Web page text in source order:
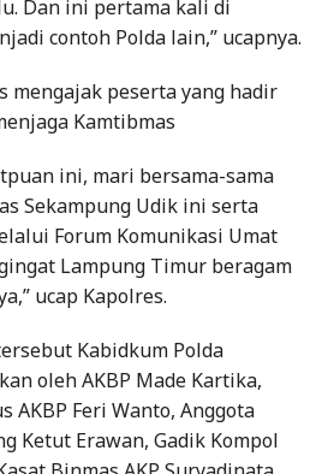
peserta yang hadir
Kamtibmas
ini, mari bersama-sama
Sekampung Udik ini serta
Forum Komunikasi Umat
Lampung Timur beragam
ucap Kapolres.
Kabidkum Polda
oleh AKBP Made Kartika,
AKBP Feri Wanto, Anggota
Ketut Erawan, Gadik Kompol
Binmas AKP Suryadinata,
Dwi Giyarti, Danramil Jabung
Budhiarta, Kapolsek